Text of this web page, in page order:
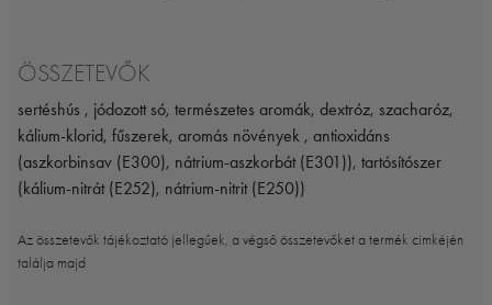
ÖSSZETEVŐK
sertéshús , jódozott só, természetes aromák, dextróz, szacharóz,
kálium-klorid, fűszerek, aromás növények , antioxidáns
(aszkorbinsav (E300), nátrium-aszkorbát (E301)), tartósítószer
(kálium-nitrát (E252), nátrium-nitrit (E250))
Az összetevők tájékoztató jellegűek, a végső összetevőket a termék cimkéjén
találja majd